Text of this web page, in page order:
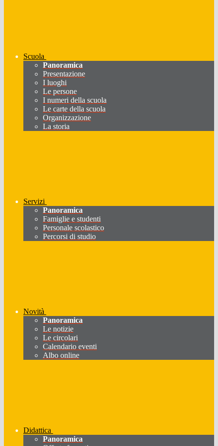
Scuola
Panoramica
Presentazione
I luoghi
Le persone
I numeri della scuola
Le carte della scuola
Organizzazione
La storia
Servizi
Panoramica
Famiglie e studenti
Personale scolastico
Percorsi di studio
Novità
Panoramica
Le notizie
Le circolari
Calendario eventi
Albo online
Didattica
Panoramica